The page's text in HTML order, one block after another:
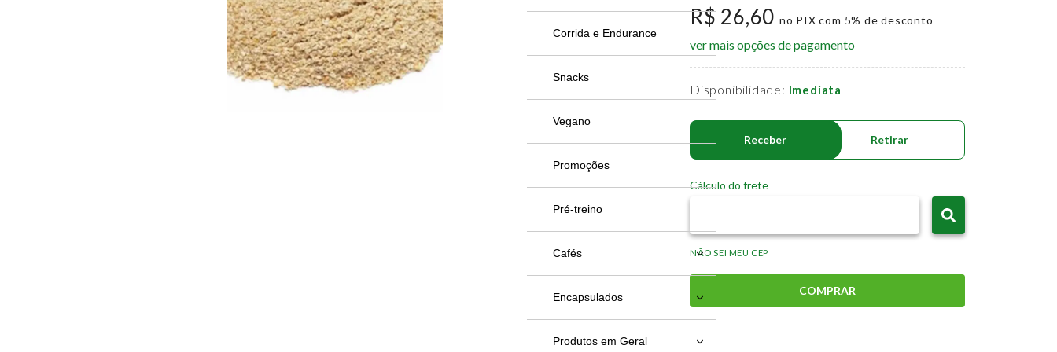
Pacco Vyta
Copos
Garrafas Get
Garrafas Oferta
Acessórios
Copo Cerveja
Garrafa
Quencher
Taça
Creatina
Proteína
Concentrado
Isolado e Hidrolisado
Veganos
Suplementos Alimentares
Aminoácidos
Colágeno
Ômegas
Vitaminas e Minerais
Corrida e Endurance
Snacks
Vegano
Promoções
Pré-treino
Cafés
Cafés
Encapsulados
Encapsulados
Produtos em Geral
R$ 26,60no PIX com 5% de desconto
ver mais opções de pagamento
Disponibilidade: Imediata
Receber Retirar
Cálculo do frete
NÃO SEI MEU CEP
COMPRAR